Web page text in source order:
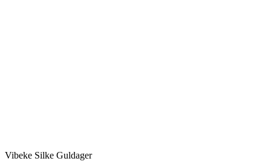
Vibeke Silke Guldager